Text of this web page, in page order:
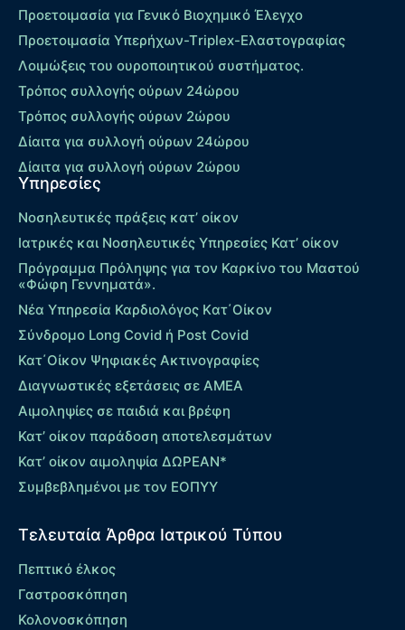
Προετοιμασία για Γενικό Βιοχημικό Έλεγχο
Προετοιμασία Υπερήχων-Τriplex-Ελαστογραφίας
Λοιμώξεις του ουροποιητικού συστήματος.
Τρόπος συλλογής ούρων 24ώρου
Τρόπος συλλογής ούρων 2ώρου
Δίαιτα για συλλογή ούρων 24ώρου
Δίαιτα για συλλογή ούρων 2ώρου
Υπηρεσίες
Νοσηλευτικές πράξεις κατ’ οίκον
Ιατρικές και Νοσηλευτικές Υπηρεσίες Κατ’ οίκον
Πρόγραμμα Πρόληψης για τον Καρκίνο του Μαστού
«Φώφη Γεννηματά».
Νέα Υπηρεσία Καρδιολόγος Kατ΄Οίκον
Σύνδρομο Long Covid ή Post Covid
Κατ΄Οίκον Ψηφιακές Ακτινογραφίες
Διαγνωστικές εξετάσεις σε ΑΜΕΑ
Αιμοληψίες σε παιδιά και βρέφη
Κατ’ οίκον παράδοση αποτελεσμάτων
Κατ’ οίκον αιμοληψία ΔΩΡΕΑΝ*
Συμβεβλημένοι με τον ΕΟΠΥΥ
Τελευταία Άρθρα Ιατρικού Τύπου
Πεπτικό έλκος
Γαστροσκόπηση
Κολονοσκόπηση